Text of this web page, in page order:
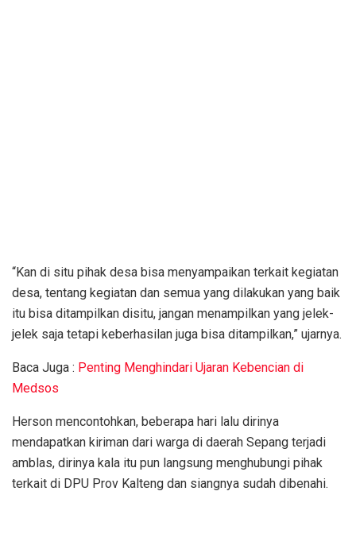
“Kan di situ pihak desa bisa menyampaikan terkait kegiatan
desa, tentang kegiatan dan semua yang dilakukan yang baik
itu bisa ditampilkan disitu, jangan menampilkan yang jelek-
jelek saja tetapi keberhasilan juga bisa ditampilkan,” ujarnya.
Baca Juga : Penting Menghindari Ujaran Kebencian di
Medsos
Herson mencontohkan, beberapa hari lalu dirinya
mendapatkan kiriman dari warga di daerah Sepang terjadi
amblas, dirinya kala itu pun langsung menghubungi pihak
terkait di DPU Prov Kalteng dan siangnya sudah dibenahi.